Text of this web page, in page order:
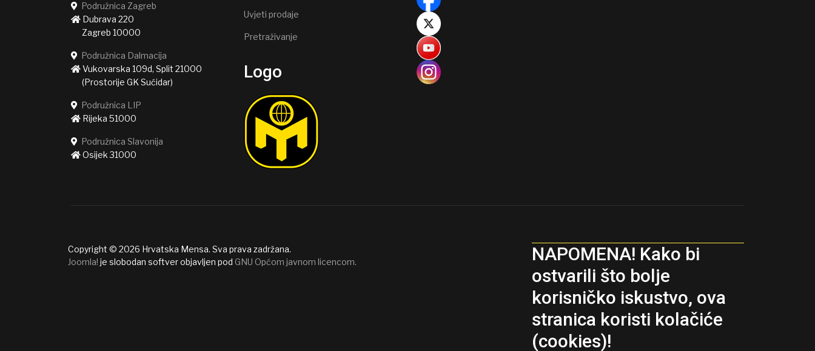
Podružnica Zagreb
Dubrava 220
Zagreb 10000
Podružnica Dalmacija
Vukovarska 109d, Split 21000
(Prostorije GK Sućidar)
Podružnica LIP
Rijeka 51000
Podružnica Slavonija
Osijek 31000
Uvjeti prodaje
Pretraživanje
Logo
Copyright © 2026 Hrvatska Mensa. Sva prava zadržana.
Joomla! je slobodan softver objavljen pod GNU Općom javnom licencom.
NAPOMENA! Kako bi
ostvarili što bolje
korisničko iskustvo, ova
stranica koristi kolačiće
(cookies)!